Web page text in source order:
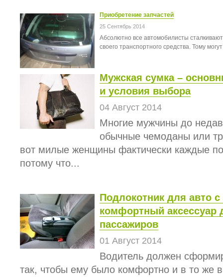
Приобретение запчастей
25 Сентябрь 2014
Абсолютно все автомобилисты
своего транспортного средства. Тому
Мужская сумка –
и условия выбора
04 Август 2014
Многие мужчины до
обычные чемоданы или
вот милые женщины фактически каждые
потому что...
Подлокотник для авто
комфортный аксессуар
пассажиров
01 Август 2014
Водитель должен
так, чтобы ему было комфортно и в то же